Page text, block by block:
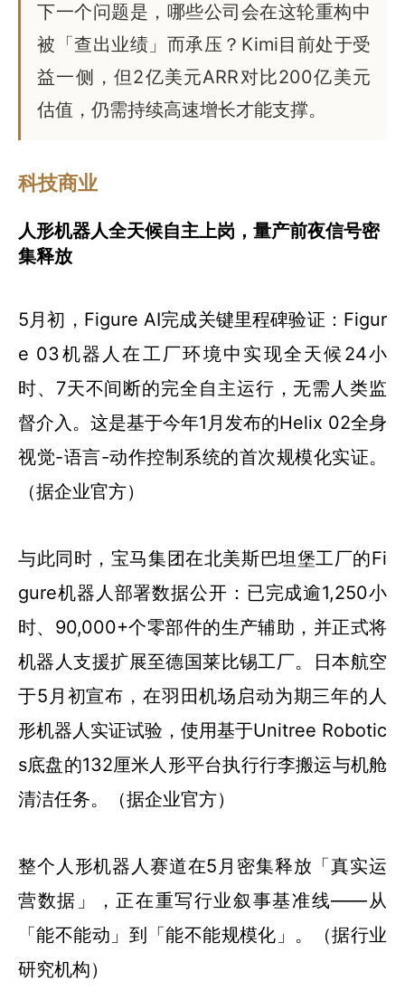
下一个问题是，哪些公司会在这轮重构中
被「查出业绩」而承压？Kimi目前处于受
益一侧，但2亿美元ARR对比200亿美元
估值，仍需持续高速增长才能支撑。
科技商业
人形机器人全天候自主上岗，量产前夜信号密
集释放
5月初，Figure AI完成关键里程碑验证：Figur
e 03机器人在工厂环境中实现全天候24小
时、7天不间断的完全自主运行，无需人类监
督介入。这是基于今年1月发布的Helix 02全身
视觉-语言-动作控制系统的首次规模化实证。
（据企业官方）
与此同时，宝马集团在北美斯巴坦堡工厂的Fi
gure机器人部署数据公开：已完成逾1,250小
时、90,000+个零部件的生产辅助，并正式将
机器人支援扩展至德国莱比锡工厂。日本航空
于5月初宣布，在羽田机场启动为期三年的人
形机器人实证试验，使用基于Unitree Robotic
s底盘的132厘米人形平台执行行李搬运与机舱
清洁任务。（据企业官方）
整个人形机器人赛道在5月密集释放「真实运
营数据」，正在重写行业叙事基准线——从
「能不能动」到「能不能规模化」。（据行业
研究机构）